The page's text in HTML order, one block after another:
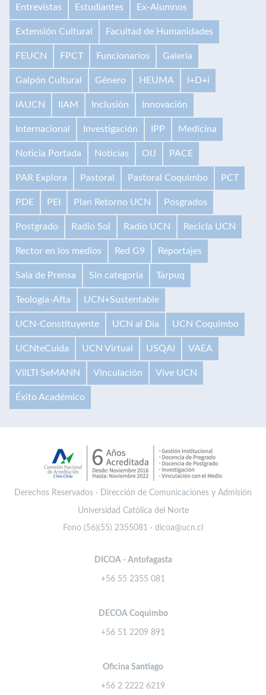
Entrevistas Estudiantes Ex-Alumnos
Extensión Cultural Facultad de Humanidades
FEUCN FPCT Funcionarios Galería
Galpón Cultural Género HEUMA I+D+i
IAUCN IIAM Inclusión Innovación
Internacional Investigación IPP Medicina
Noticia Portada Noticias OIJ PACE
PAR Explora Pastoral Pastoral Coquimbo PCT
PDE PEI Plan Retorno UCN Posgrados
Postgrado Radio Sol Radio UCN Recicla UCN
Rector en los medios Red G9 Reportajes
Sala de Prensa Sin categoría Tarpuq
Teología-Afta UCN+Sustentable
UCN-Constituyente UCN al Día UCN Coquimbo
UCNteCuida UCN Virtual USQAI VAEA
VilLTI SeMANN Vinculación Vive UCN
Éxito Académico
Derechos Reservados · Dirección de Comunicaciones y Admisión
Universidad Católica del Norte
Fono (56)(55) 2355081 · dicoa@ucn.cl
DICOA - Antofagasta
+56 55 2355 081
DECOA Coquimbo
+56 51 2209 891
Oficina Santiago
+56 2 2222 6219